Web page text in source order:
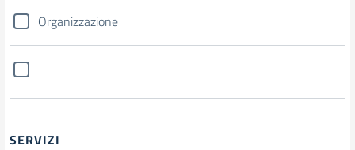
Organizzazione
SERVIZI